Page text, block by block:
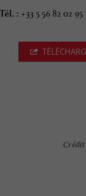
: +33 5 56 82 02 95